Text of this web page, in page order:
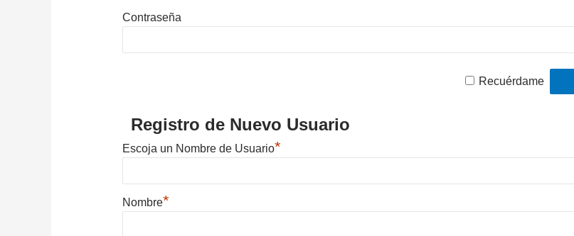
Contraseña
Recuérdame
Registro de Nuevo Usuario
Escoja un Nombre de Usuario*
Nombre*